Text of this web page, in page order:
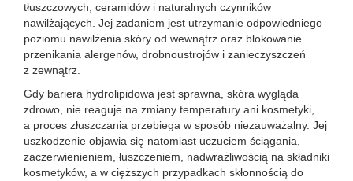
tłuszczowych, ceramidów i naturalnych czynników
nawilżających. Jej zadaniem jest utrzymanie odpowiedniego
poziomu nawilżenia skóry od wewnątrz oraz blokowanie
przenikania alergenów, drobnoustrojów i zanieczyszczeń
z zewnątrz.
Gdy bariera hydrolipidowa jest sprawna, skóra wygląda
zdrowo, nie reaguje na zmiany temperatury ani kosmetyki,
a proces złuszczania przebiega w sposób niezauważalny. Jej
uszkodzenie objawia się natomiast uczuciem ściągania,
zaczerwienieniem, łuszczeniem, nadwrażliwością na składniki
kosmetyków, a w cięższych przypadkach skłonnością do